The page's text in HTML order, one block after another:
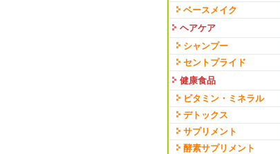
ベースメイク
ヘアケア
シャンプー
セントプライド
健康食品
ビタミン・ミネラル
デトックス
サプリメント
酵素サプリメント